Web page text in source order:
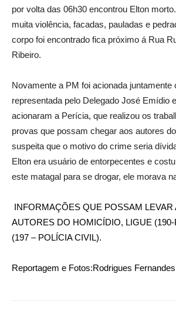
por volta das 06h30 encontrou Elton
muita violência, facadas, pauladas e
corpo foi encontrado fica próximo á Rua
Ribeiro.
Novamente a PM foi acionada juntamente
representada pelo Delegado José Emídio
acionaram a Perícia, que realizou os
provas que possam chegar aos autores
suspeita que o motivo do crime seria
Elton era usuário de entorpecentes e
este matagal para se drogar, ele morava
INFORMAÇÕES QUE POSSAM LEVAR
AUTORES DO HOMICÍDIO, LIGUE
(197 – POLÍCIA CIVIL).
Reportagem e Fotos:Rodrigues